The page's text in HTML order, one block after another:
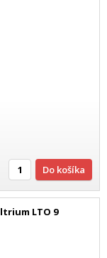
Do košíka
LTO 9